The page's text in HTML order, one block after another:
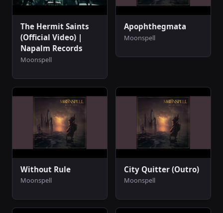
The Hermit Saints
(Official Video) |
Napalm Records
Moonspell
Apophthegmata
Moonspell
Without Rule
Moonspell
City Quitter (Outro)
Moonspell